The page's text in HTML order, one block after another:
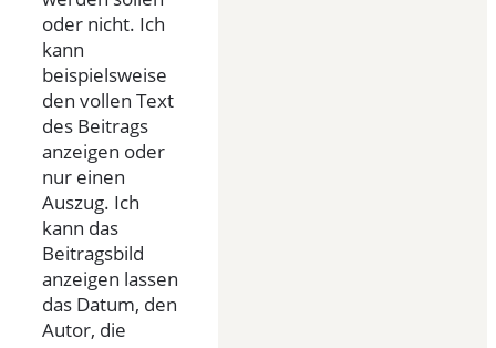
oder nicht. Ich
kann
beispielsweise
den vollen Text
des Beitrags
anzeigen oder
nur einen
Auszug. Ich
kann das
Beitragsbild
anzeigen lassen
das Datum, den
Autor, die